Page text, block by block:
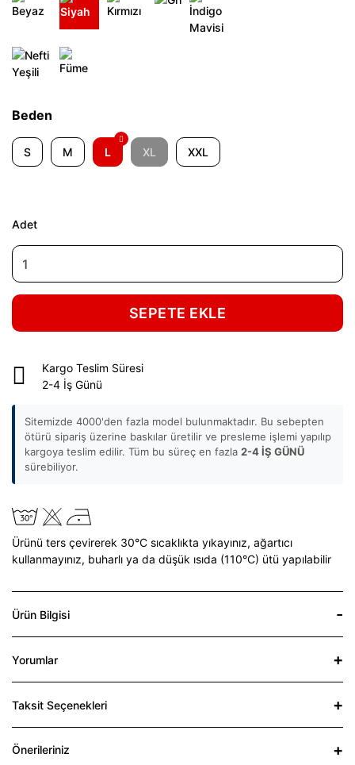
Beden
S M L XL XXL
Adet
SEPETE EKLE
Kargo Teslim Süresi
2-4 İş Günü
Sitemizde 4000'den fazla model bulunmaktadır. Bu sebepten
ötürü sipariş üzerine baskılar üretilir ve presleme işlemi yapılıp
kargoya teslim edilir. Tüm bu süreç en fazla 2-4 İŞ GÜNÜ
sürebiliyor.
Ürünü ters çevirerek 30°C sıcaklıkta yıkayınız, ağartıcı
kullanmayınız, buharlı ya da düşük ısıda (110°C) ütü yapılabilir
Ürün Bilgisi
Yorumlar
Taksit Seçenekleri
Önerileriniz